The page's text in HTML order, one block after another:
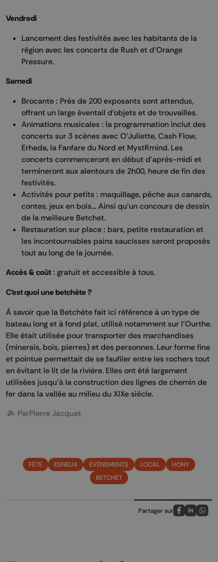
Vendredi
Lancement des festivités avec les habitants de la
région avec les concerts de Rush et d'Orange
Pressure.
Samedi
Brocante : Près de 200 exposants sont attendus,
offrant un large éventail d’objets et de trouvailles.
Animations musicales : la programmation inclut des
concerts sur 3 scènes avec O’Juliette, Cash Flow,
Erheda, la Fanfare du Nord et MystRmind. Les
concerts commenceront en début d'après-midi et
termineront aux alentours de 2h00, heure de fin des
festivités.
Activités pour petits : maquillage, pêche aux canards,
contes, jeux en bois… Ainsi qu'un concours de dessin
de la meilleure Betchet.
Restauration sur place : bars, petite restauration et
les incontournables pains saucisses seront proposés
tout au long de la journée.
Accès & coût : gratuit et accessible à tous.
C'est quoi une betchète ?
À savoir que la Betchète fait ici référence à un type de
bateau long et à fond plat, utilisé notamment sur l'Ourthe.
Elle était utilisée pour transporter des marchandises
(minerais, bois, pierres) et des personnes. Leur forme fine
et pointue permettait de se faufiler entre les rochers tout
en évitant le lit de la rivière. Elles ont été largement
utilisées jusqu'à la construction des lignes de chemin de
fer dans la vallée au milieu du XIXe siècle.
ParPierre Jacquet
FÊTE ESNEUX ÉVÉNEMENTS LOCAL
HONY
BETCHET
Partager sur
Partagez sur
Partagez